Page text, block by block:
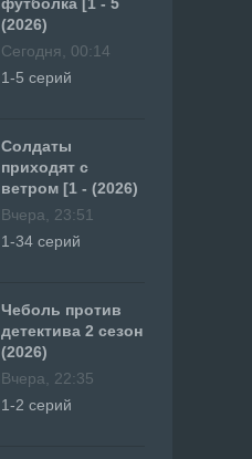
(2026)
Сегодня, 00:14
1-5 серий
Солдаты
приходят с
ветром [1 - (2026)
Вчера, 23:51
1-34 серий
Чеболь против
детектива 2 сезон
(2026)
Вчера, 22:35
1-2 серий